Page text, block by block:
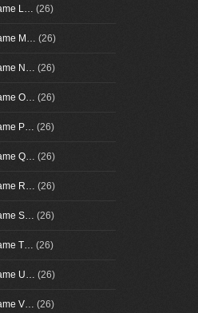
L… (26)
M… (26)
N… (26)
O… (26)
P… (26)
Q… (26)
R… (26)
S… (26)
T… (26)
U… (26)
V… (26)